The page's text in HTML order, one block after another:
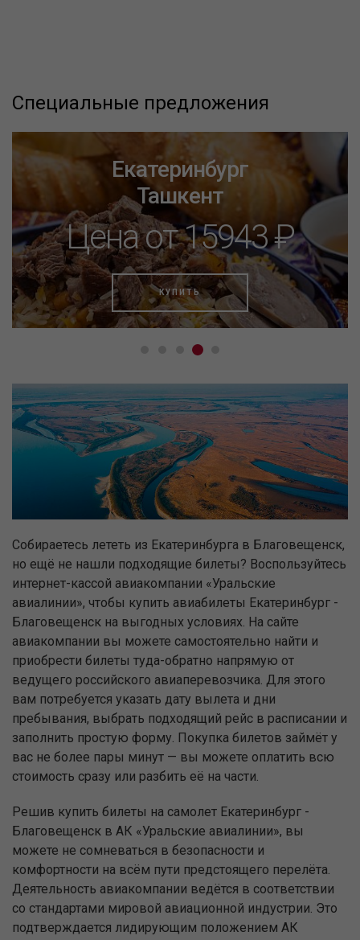
Специальные предложения
Екатеринбург
Ташкент
Цена от 15943 ₽
КУПИТЬ
Собираетесь лететь из Екатеринбурга в Благовещенск,
но ещё не нашли подходящие билеты? Воспользуйтесь
интернет-кассой авиакомпании «Уральские
авиалинии», чтобы купить авиабилеты Екатеринбург -
Благовещенск на выгодных условиях. На сайте
авиакомпании вы можете самостоятельно найти и
приобрести билеты туда-обратно напрямую от
ведущего российского авиаперевозчика. Для этого
вам потребуется указать дату вылета и дни
пребывания, выбрать подходящий рейс в расписании и
заполнить простую форму. Покупка билетов займёт у
вас не более пары минут — вы можете оплатить всю
стоимость сразу или разбить её на части.
Решив купить билеты на самолет Екатеринбург -
Благовещенск в АК «Уральские авиалинии», вы
можете не сомневаться в безопасности и
комфортности на всём пути предстоящего перелёта.
Деятельность авиакомпании ведётся в соответствии
со стандартами мировой авиационной индустрии. Это
подтверждается лидирующим положением АК